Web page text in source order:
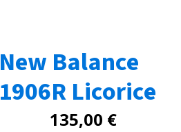
New Balance
1906R Licorice
135,00 €